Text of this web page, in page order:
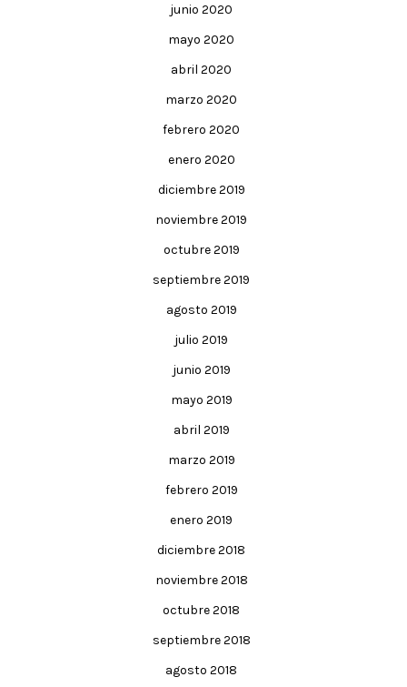
junio 2020
mayo 2020
abril 2020
marzo 2020
febrero 2020
enero 2020
diciembre 2019
noviembre 2019
octubre 2019
septiembre 2019
agosto 2019
julio 2019
junio 2019
mayo 2019
abril 2019
marzo 2019
febrero 2019
enero 2019
diciembre 2018
noviembre 2018
octubre 2018
septiembre 2018
agosto 2018